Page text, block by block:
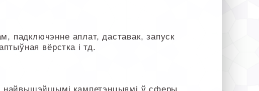
падключэнне аплат, даставак, запуск
вёрстка і тд.
найвышэйшымі кампетэнцыямі ў сферы